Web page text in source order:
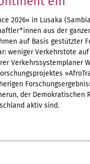
2026« in Lusaka
aus der
auf Basis gestützter
weniger Verkehrstote
Verkehrssystemplaner
der Demokratischen
aktiv sind.